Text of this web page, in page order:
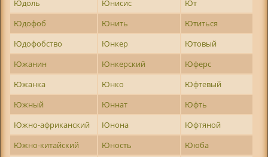
Юдоль
Юнисис
Ют
Юдофоб
Юнить
Ютиться
Юдофобство
Юнкер
Ютовый
Южанин
Юнкерский
Юферс
Южанка
Юнко
Юфтевый
Южный
Юннат
Юфть
Южно-африканский
Юнона
Юфтяной
Южно-китайский
Юность
Ююба